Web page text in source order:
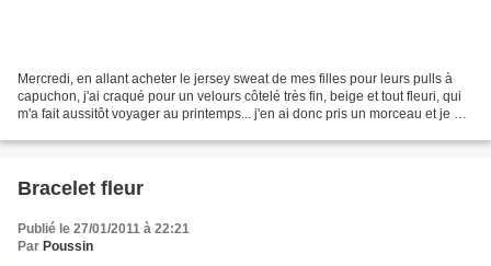
Mercredi, en allant acheter le jersey sweat de mes filles pour leurs pulls à
capuchon, j'ai craqué pour un velours côtelé très fin, beige et tout fleuri, qui
m'a fait aussitôt voyager au printemps... j'en ai donc pris un morceau et je me
Bracelet fleur
Publié le 27/01/2011 à 22:21
Par Poussin